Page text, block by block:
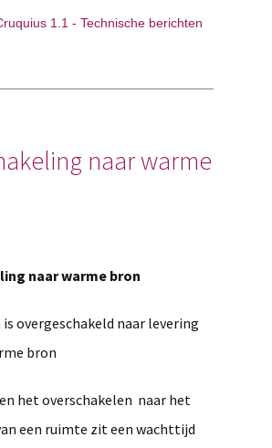
1.1 - Technische berichten
naar warme
naar warme bron
overgeschakeld naar levering
bron
het overschakelen naar het
een ruimte zit een wachttijd